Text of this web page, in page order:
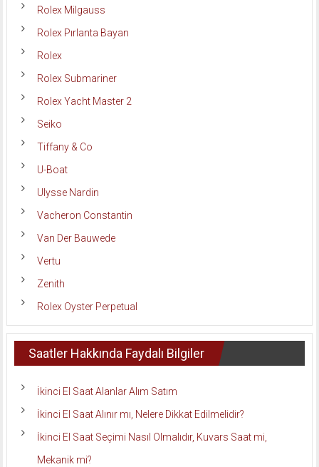
Rolex Milgauss
Rolex Pırlanta Bayan
Rolex
Rolex Submariner
Rolex Yacht Master 2
Seiko
Tiffany & Co
U-Boat
Ulysse Nardin
Vacheron Constantin
Van Der Bauwede
Vertu
Zenith
Rolex Oyster Perpetual
Saatler Hakkında Faydalı Bilgiler
İkinci El Saat Alanlar Alım Satım
İkinci El Saat Alınır mı, Nelere Dikkat Edilmelidir?
İkinci El Saat Seçimi Nasıl Olmalıdır, Kuvars Saat mi,
Mekanik mi?